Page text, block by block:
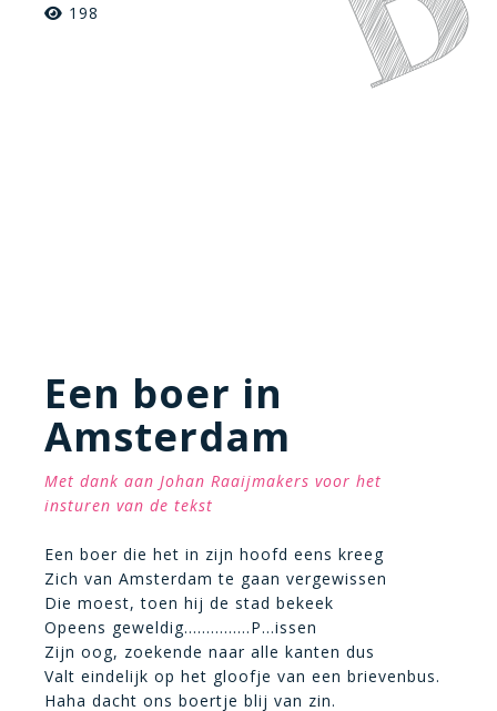
198
Een boer in
Amsterdam
Met dank aan Johan Raaijmakers voor het
insturen van de tekst
Een boer die het in zijn hoofd eens kreeg
Zich van Amsterdam te gaan vergewissen
Die moest, toen hij de stad bekeek
Opeens geweldig……………P…issen
Zijn oog, zoekende naar alle kanten dus
Valt eindelijk op het gloofje van een brievenbus.
Haha dacht ons boertje blij van zin.